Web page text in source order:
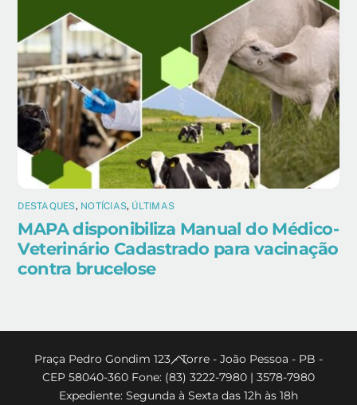
DESTAQUES, NOTÍCIAS, ÚLTIMAS
MAPA disponibiliza Manual do Médico-
Veterinário Cadastrado para vacinação
contra brucelose
Back
To
Top
Praça Pedro Gondim 123 - Torre - João Pessoa - PB -
CEP 58040-360 Fone: (83) 3222-7980 | 3578-7980
Expediente: Segunda à Sexta das 12h às 18h